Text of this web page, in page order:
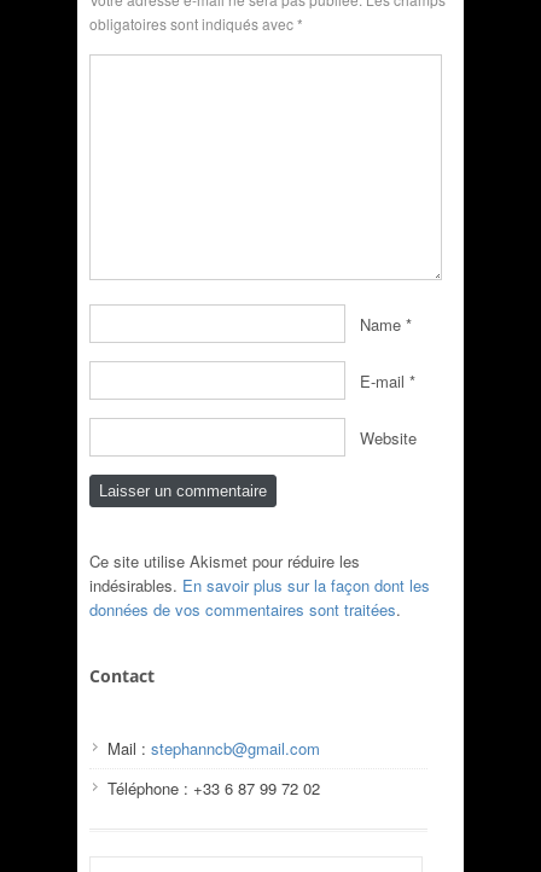
obligatoires sont indiqués avec*
Name *
E-mail *
Website
Ce site utilise Akismet pour réduire les
indésirables. En savoir plus sur la façon dont les
données de vos commentaires sont traitées.
Contact
Mail : stephanncb@gmail.com
Téléphone : +33 6 87 99 72 02